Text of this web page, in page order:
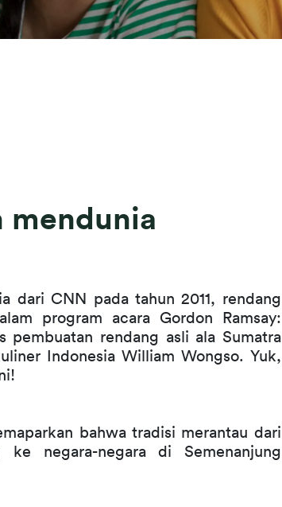
mendunia
dari CNN pada tahun 2011, rendang
program acara Gordon Ramsay:
pembuatan rendang asli ala Sumatra
Indonesia William Wongso. Yuk,
bahwa tradisi merantau dari
ke negara-negara di Semenanjung